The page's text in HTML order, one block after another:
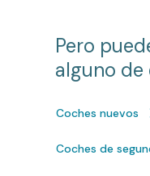
Pero
alguno de
Coches nuevos
Coches de